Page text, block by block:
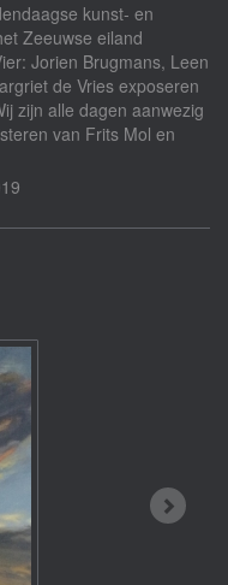
kunst- en
Zeeuwse eiland
Jorien Brugmans, Leen
de Vries exposeren
zijn alle dagen aanwezig
van Frits Mol en